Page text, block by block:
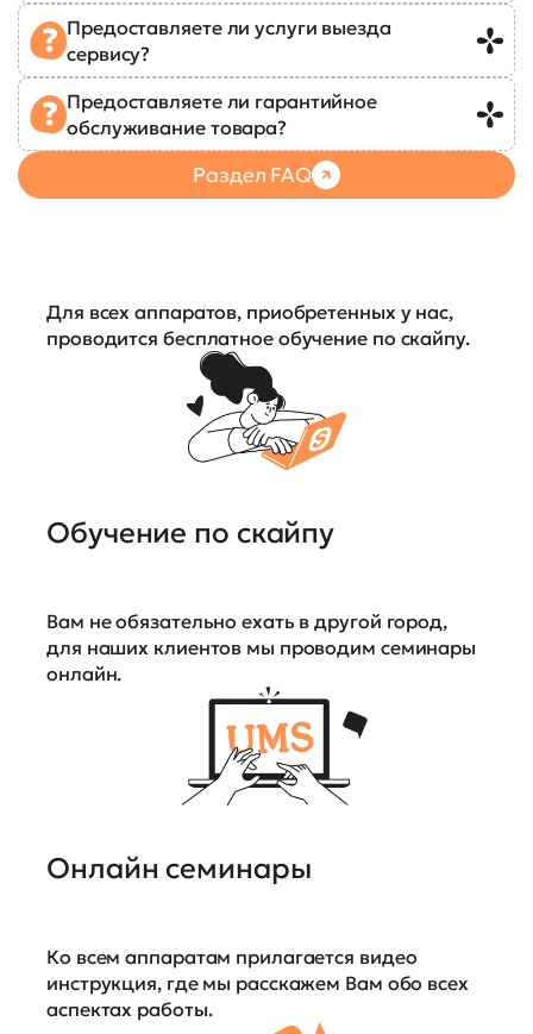
Предоставляете ли услуги выезда
сервису?
Предоставляете ли гарантийное
обслуживание товара?
Раздел FAQ
Для всех аппаратов, приобретенных у нас,
проводится бесплатное обучение по скайпу.
Обучение по скайпу
Вам не обязательно ехать в другой город,
для наших клиентов мы проводим семинары
онлайн.
Онлайн семинары
Ко всем аппаратам прилагается видео
инструкция, где мы расскажем Вам обо всех
аспектах работы.